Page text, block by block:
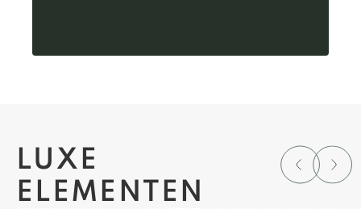
LUXE
ELEMENTEN